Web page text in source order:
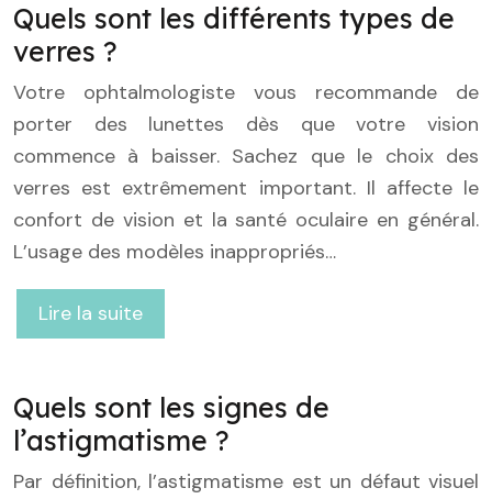
Quels sont les différents types de
verres ?
Votre ophtalmologiste vous recommande de
porter des lunettes dès que votre vision
commence à baisser. Sachez que le choix des
verres est extrêmement important. Il affecte le
confort de vision et la santé oculaire en général.
L’usage des modèles inappropriés…
Lire la suite
Quels sont les signes de
l’astigmatisme ?
Par définition, l’astigmatisme est un défaut visuel